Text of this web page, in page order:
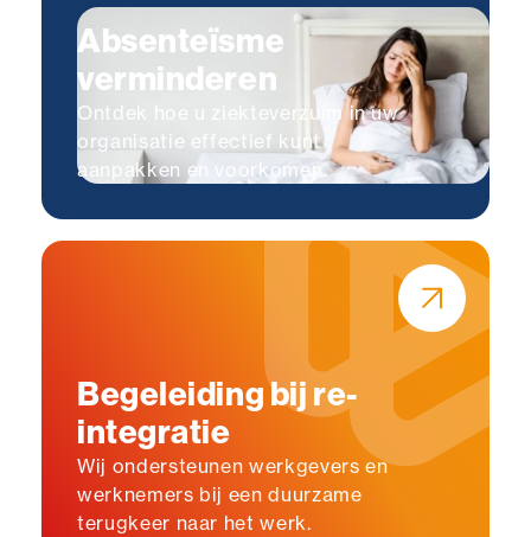
Absenteïsme
verminderen
Ontdek hoe u ziekteverzuim in uw
organisatie effectief kunt
aanpakken en voorkomen.
Begeleiding bij re-
integratie
Wij ondersteunen werkgevers en
werknemers bij een duurzame
terugkeer naar het werk.